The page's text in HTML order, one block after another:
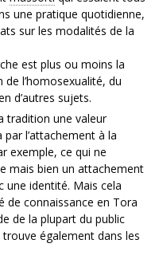
une pratique quotidienne,
sur les modalités de la
est plus ou moins la
l’homosexualité, du
d’autres sujets.
tradition une valeur
l’attachement à la
exemple, ce qui ne
mais bien un attachement
une identité. Mais cela
de connaissance en Tora
de la plupart du public
également dans les